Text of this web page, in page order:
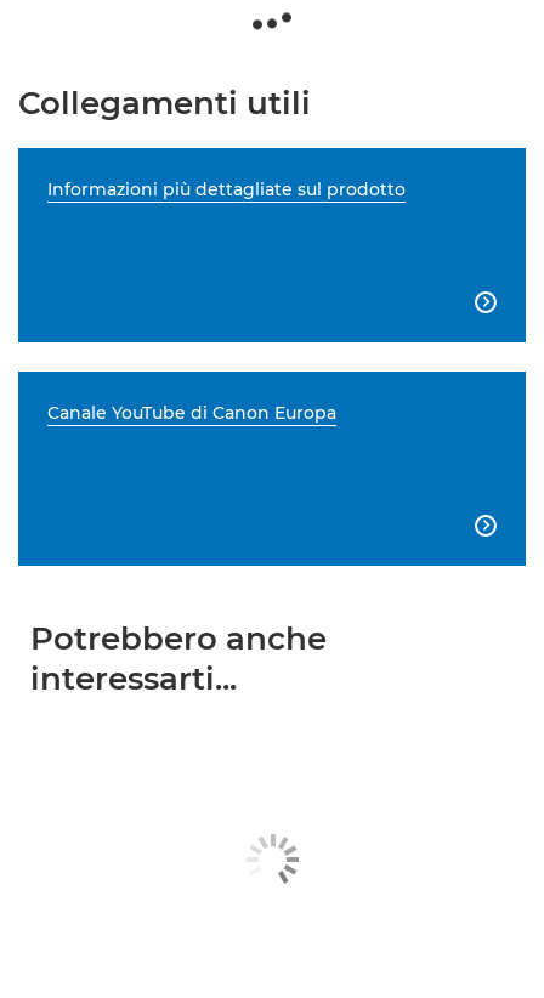
Collegamenti utili
Informazioni più dettagliate sul prodotto

Canale YouTube di Canon Europa

Potrebbero anche
interessarti...